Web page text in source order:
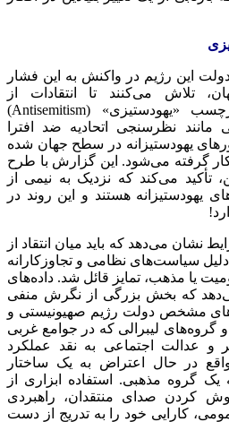
این رژیم در واکنش به این فشار
تلاش می‌کنند تا انتقادات از
سیاست‌های خود را با برچسب «یهودستیزی» (Antisemitism)
مانند نظرسنجی اتحادیه ضد افترا
یهودستیزانه در سطح جهان شده
کار گرفته می‌شود. این گزارش با طرح
تأکید می‌کند که نزدیک به نیمی از
یهودستیزانه هستند و این روند در
نشان می‌دهد که باید میان انتقاد از
سیاست‌های نظامی و تجاوزکارانه
یا مذهب، تمایز قائل شد. داده‌های
که بخش بزرگی از نگرش منفی
مشخص دولت رژیم صهیونیستی و
گروه‌های لیبرالی که در جوامع غربی
عدالت اجتماعی به نقد عملکرد
واقع در حال اعتراض به یک ساختار
گروه مذهبی. استفاده ابزاری از
کردن صدای منتقدان، راهبردی
کارایی خود را به تدریج از دست